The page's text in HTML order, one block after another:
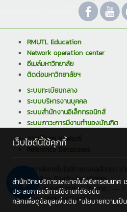
RMUTL Education
Network operation center
อีเมล์มหาวิทยาลัย
ติดต่อมหาวิทยาลัยฯ
ระบบทะเบียนกลาง
ระบบบริหารงานบุคคล
ระบบสำนักงานอิเล็กทรอนิกส์
ระบบภาวะการมีงานทำของบัณฑิต
ดาวน์โหลด ซอฟแวร์
Reference Databases
มหาวิทยาลัยเทคโนโลยีราชมงคลล้านนา น่
อำเภอภูเพียง จังหวัดน่าน 55000
โทรศัพท์ : 0 5471 0259 , โทรสาร : -- /
saraban_NN@rmutl.ac.th
เว็บไซต์นี้ใช้คุกกี้
สำนักวิทยบริการและเทคโนโลยีสารสนเทศ
ประสบการณ์การใช้งานที่ดียิ่งขึ้น
คลิกเพื่อดูข้อมูลเพิ่มเติม "นโยบายความเป็